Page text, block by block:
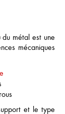
métal est une
mécaniques
et le type